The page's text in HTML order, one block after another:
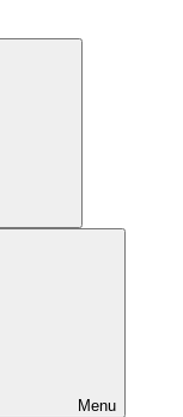
Menu